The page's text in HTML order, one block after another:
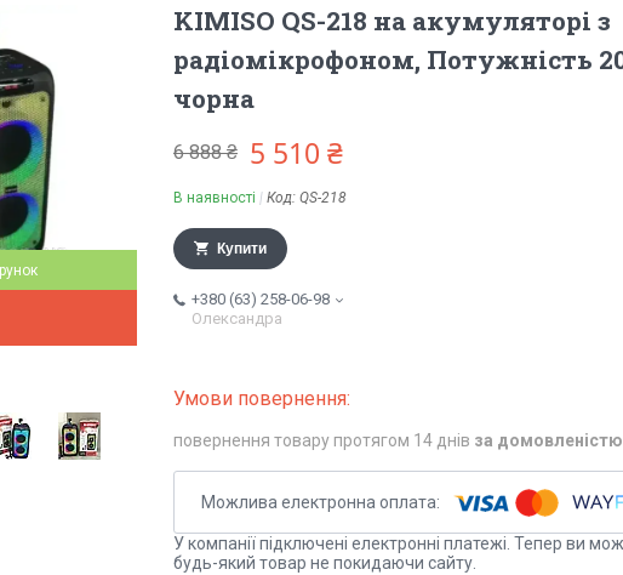
KIMISO QS-218 на акумуляторі з
радіомікрофоном, Потужність
чорна
6 888 ₴ 5 510 ₴
В наявності Код: QS-218
Купити
+380 (63) 258-06-98
Олександра
повернення товару протягом 14 днів за домовленістю
У компанії підключені електронні платежі. Тепер ви
будь-який товар не покидаючи сайту.